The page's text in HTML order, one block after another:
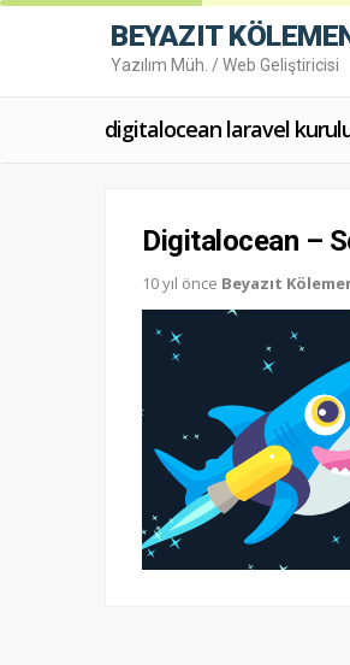
BEYAZIT
Yazılım Müh. / Web Geliştiricisi
digitalocean laravel
Digitalocean –
10 yıl önce Beyazıt